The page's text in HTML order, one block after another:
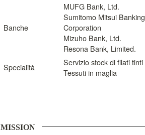
Banche
MUFG Bank, Ltd.
Sumitomo Mitsui Banking
Corporation
Mizuho Bank, Ltd.
Resona Bank, Limited.
Specialità
Servizio stock di filati tinti
Tessuti in maglia
MISSION